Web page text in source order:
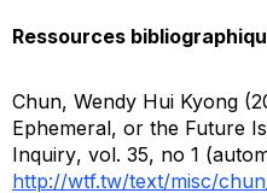
Ressources
Chun, Wendy Hui Kyong
Ephemeral, or the Future
Inquiry, vol. 35, no 1
http://wtf.tw/text/misc/